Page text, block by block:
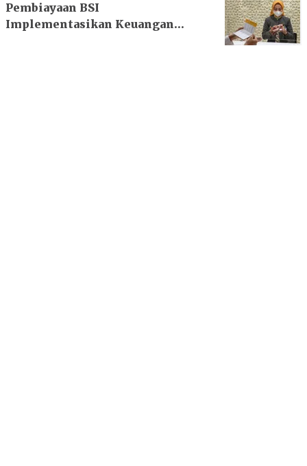
Pembiayaan BSI
Implementasikan Keuangan